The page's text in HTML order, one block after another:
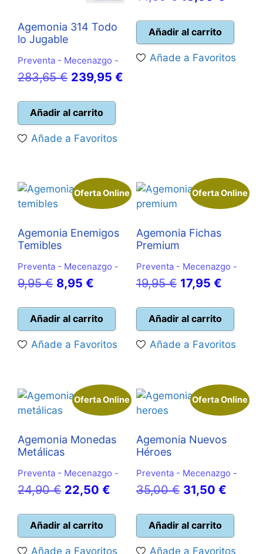
Agemonia 314 Todo
lo Jugable
Preventa - Mecenazgo -
283,65€ El
original
era:
283,65 €.
239,95 €
Añadir al carrito
Añade a Favoritos
original
era:
14,95 €.
es:
13,50
Añadir al carrito
Añade a Favoritos
Oferta Online
Agemonia Enemigos
Temibles
Preventa - Mecenazgo -
9,95€ El
original
era:
9,95 €.
8,95 €
actual
es:
8,95 €.
Añadir al carrito
Añade a Favoritos
Oferta Online
Agemonia Fichas
Premium
Preventa - Mecenazgo -
19,95€ El
original
era:
19,95 €.
17,95 €El
actual
es:
17,95
Añadir al carrito
Añade a Favoritos
Oferta Online
Agemonia Monedas
Metálicas
Preventa - Mecenazgo -
24,90€ El
original
era:
22,50 €
es:
Añadir al carrito
Añade a Favoritos
Oferta Online
Agemonia Nuevos
Héroes
Preventa - Mecenazgo -
35,00€ El
original
era:
31,50 €El
es:
Añadir al carrito
Añade a Favoritos